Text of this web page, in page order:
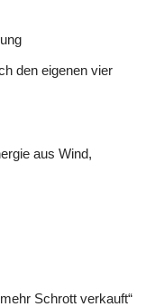
den eigenen vier
aus Wind,
Schrott verkauft“